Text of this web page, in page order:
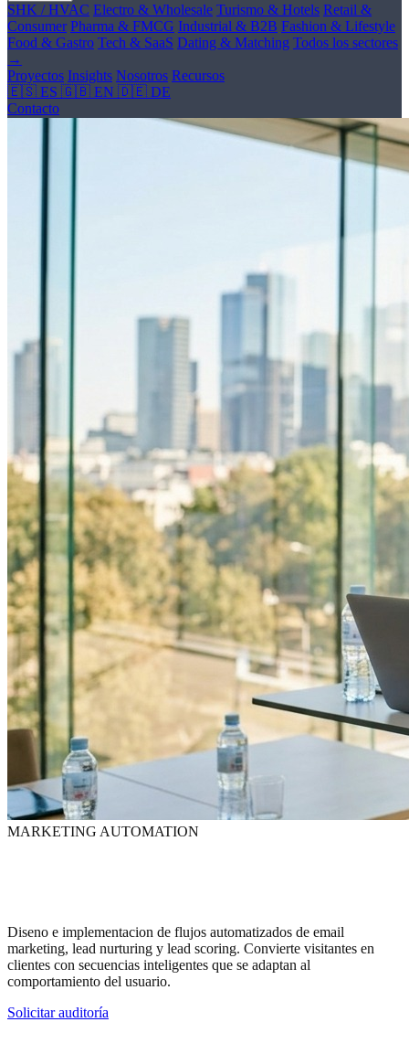
SHK / HVAC Electro & Wholesale Turismo & Hotels Retail &
Consumer Pharma & FMCG Industrial & B2B Fashion & Lifestyle
Food & Gastro Tech & SaaS Dating & Matching Todos los sectores
→
Proyectos Insights Nosotros Recursos
🇪🇸 ES 🇬🇧 EN 🇩🇪 DE
Contacto
MARKETING AUTOMATION
Diseno e implementacion de flujos automatizados de email
marketing, lead nurturing y lead scoring. Convierte visitantes en
clientes con secuencias inteligentes que se adaptan al
comportamiento del usuario.
Solicitar auditoría